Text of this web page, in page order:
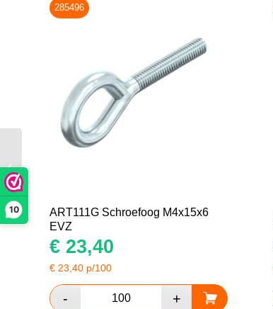
10
285496
ART111G Schroefoog M4x15x6
EVZ
€ 23,40
€ 23,40 p/100
M4x15x6 EVZ